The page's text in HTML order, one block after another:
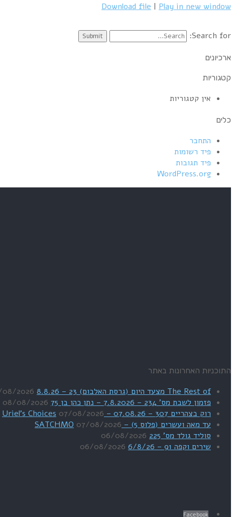
Download file | Play in new window
Search for:
ארכיונים
קטגוריות
אין קטגוריות
כלים
התחבר
פיד רשומות
פיד תגובות
WordPress.org
התוכניות האחרונות באתר
The Rest of מצעד היום (גרסת האלבום) 23 – 8.8.26
2026
פזמון לשבת מס' 234 – 7.8.2026 – נתן כהן בן 75
08/08/2026
רוק בצהריים 307 – 07.08.26 – Uriel's Choices
07/08/2026
עד מאה ועשרים (פלוס 5) – SATCHMO
07/08/2026
סוליד גולד מס' 225
06/08/2026
שירים וקפה 91 – 6/8/26
06/08/2026
Facebook